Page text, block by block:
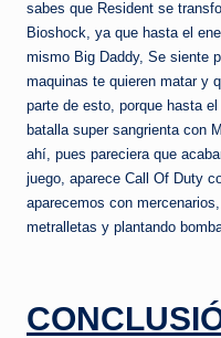
sabes que Resident se
Bioshock, ya que hasta el
mismo Big Daddy, Se siente
maquinas te quieren matar y
parte de esto, porque hasta
batalla super sangrienta con
ahí, pues pareciera que
juego, aparece Call Of Duty
aparecemos con
metralletas y plantando